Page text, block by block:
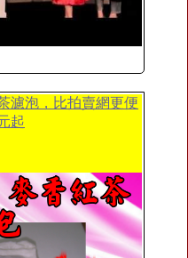
濾泡，比拍賣網更便
起